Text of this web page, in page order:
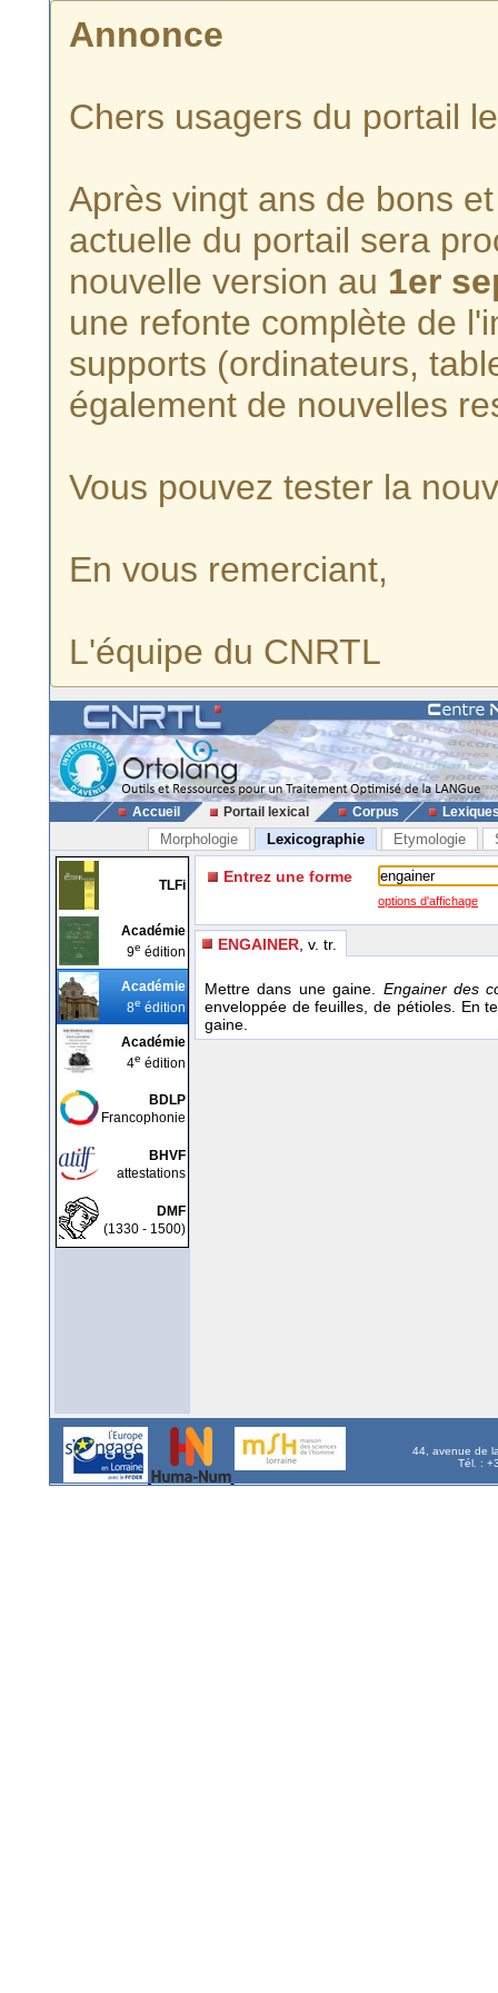
Annonce
Chers usagers du portail
Après vingt ans de bons
actuelle du portail sera
nouvelle version au 1er
une refonte complète de
supports (ordinateurs,
également de nouvelles
Vous pouvez tester la
En vous remerciant,
L'équipe du CNRTL
Accueil Portail lexical Corpus
Morphologie Lexicographie Etymologie
TLFi
Académie
9e édition
Académie
8e édition
Académie
4e édition
BDLP
Francophonie
BHVF
attestations
DMF
(1330 - 1500)
Entrez une forme
options d'affichage
ENGAINER , v. tr.
Mettre dans une gaine. Engainer des
enveloppée de feuilles, de pétioles. En
gaine.
44, avenue de
Tél. :